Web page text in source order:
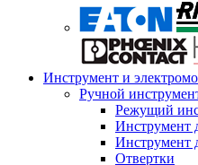
Инструмент и
Ручной
Режущий
Инструмент
Инструмент
Отвертки